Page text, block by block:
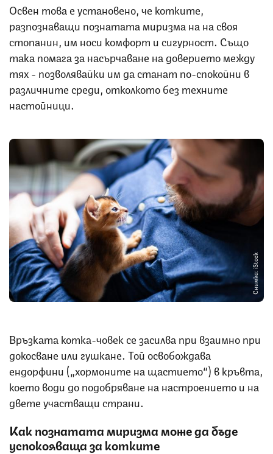
Освен това е установено, че котките,
разпознаващи познатата миризма на на своя
стопанин, им носи комфорт и сигурност. Също
така помага за насърчаване на доверието между
тях - позволявайки им да станат по-спокойни в
различните среди, отколкото без техните
настойници.
Снимка: iStock
Връзката котка-човек се засилва при взаимно при
докосване или гушкане. Той освобождава
ендорфини („хормоните на щастието“) в кръвта,
което води до подобряване на настроението и на
двете участващи страни.
Как познатата миризма може да бъде
успокояваща за котките